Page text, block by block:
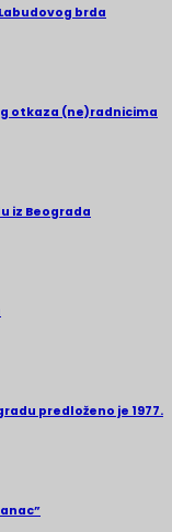
brda
otkaza (ne)radnicima
iz Beograda
predloženo je 1977.